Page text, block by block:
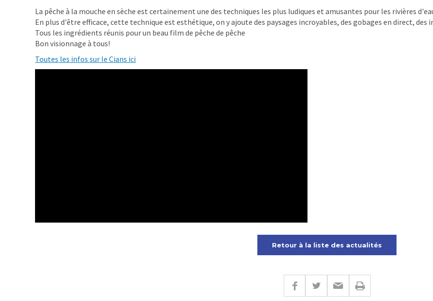
La pêche à la mouche en sèche est certainement une des techniques les plus ludiques et amusantes pour les rivières
En plus d'être efficace, cette technique est esthétique, on y ajoute des paysages incroyables, des gobages en direct, des
Tous les ingrédients réunis pour un beau film de pêche de pêche
Bon visionnage à tous!
Toutes les infos sur le Cians ici
Retour à la liste des actualités